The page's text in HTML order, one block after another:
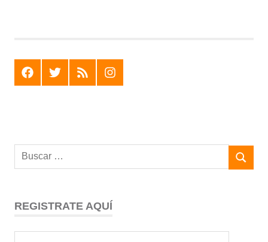
F T R I
REGISTRATE AQUÍ